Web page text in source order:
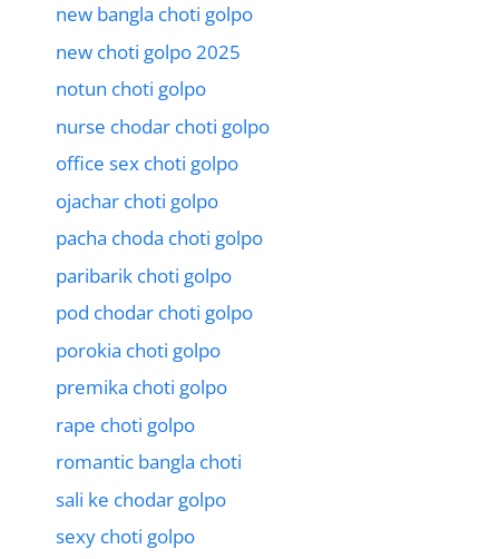
new bangla choti golpo
new choti golpo 2025
notun choti golpo
nurse chodar choti golpo
office sex choti golpo
ojachar choti golpo
pacha choda choti golpo
paribarik choti golpo
pod chodar choti golpo
porokia choti golpo
premika choti golpo
rape choti golpo
romantic bangla choti
sali ke chodar golpo
sexy choti golpo